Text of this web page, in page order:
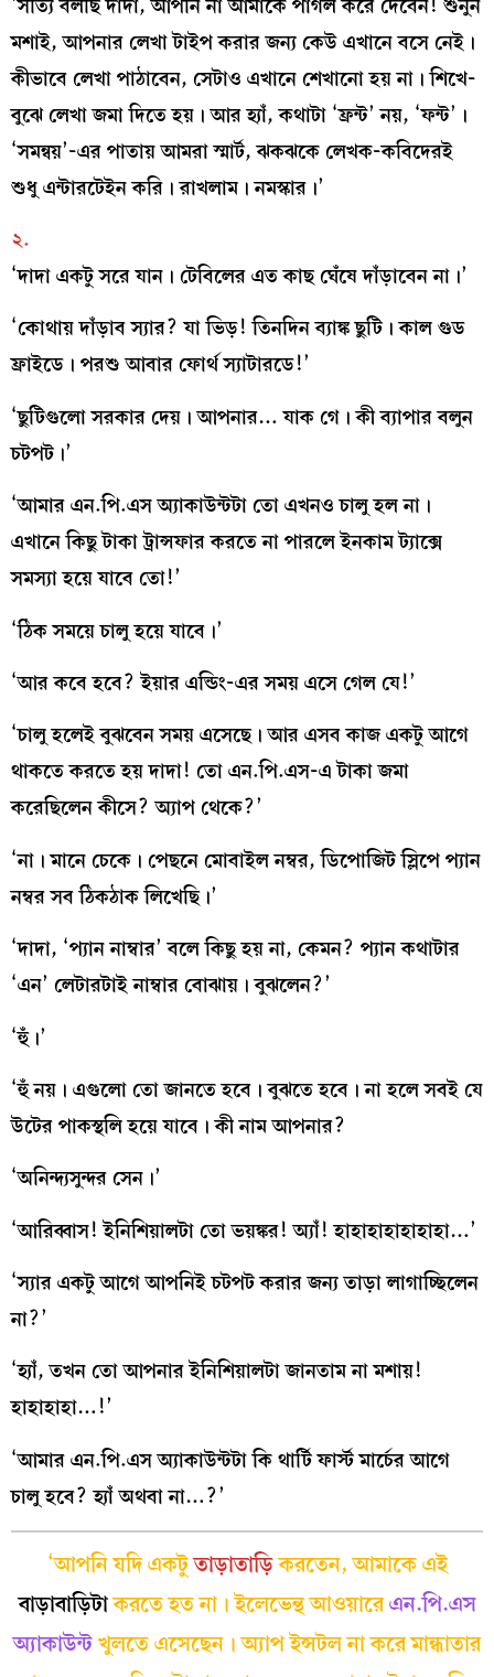
মশাই, আপনার লেখা টাইপ করার জন্য কেউ এখানে বসে নেই।
কীভাবে লেখা পাঠাবেন, সেটাও এখানে শেখানো হয় না। শিখে-
বুঝে লেখা জমা দিতে হয়। আর হ্যাঁ, কথাটা ‘ফ্রন্ট’ নয়, ‘ফন্ট’।
‘সমন্বয়’-এর পাতায় আমরা স্মার্ট, ঝকঝকে লেখক-কবিদেরই
শুধু এন্টারটেইন করি। রাখলাম। নমস্কার।’
২.
‘দাদা একটু সরে যান। টেবিলের এত কাছ ঘেঁষে দাঁড়াবেন না।’
‘কোথায় দাঁড়াব স্যার? যা ভিড়! তিনদিন ব্যাঙ্ক ছুটি। কাল গুড
ফ্রাইডে। পরশু আবার ফোর্থ স্যাটারডে!’
‘ছুটিগুলো সরকার দেয়। আপনার… যাক গে। কী ব্যাপার বলুন
চটপট।’
‘আমার এন.পি.এস অ্যাকাউন্টটা তো এখনও চালু হল না।
এখানে কিছু টাকা ট্রান্সফার করতে না পারলে ইনকাম ট্যাক্সে
সমস্যা হয়ে যাবে তো!’
‘ঠিক সময়ে চালু হয়ে যাবে।’
‘আর কবে হবে? ইয়ার এন্ডিং-এর সময় এসে গেল যে!’
‘চালু হলেই বুঝবেন সময় এসেছে। আর এসব কাজ একটু আগে
থাকতে করতে হয় দাদা! তো এন.পি.এস-এ টাকা জমা
করেছিলেন কীসে? অ্যাপ থেকে?’
‘না। মানে চেকে। পেছনে মোবাইল নম্বর, ডিপোজিট স্লিপে প্যান
নম্বর সব ঠিকঠাক লিখেছি।’
‘দাদা, ‘প্যান নাম্বার’ বলে কিছু হয় না, কেমন? প্যান কথাটার
‘এন’ লেটারটাই নাম্বার বোঝায়। বুঝলেন?’
‘হুঁ।’
‘হুঁ নয়। এগুলো তো জানতে হবে। বুঝতে হবে। না হলে সবই যে
উটের পাকস্থলি হয়ে যাবে। কী নাম আপনার?
‘অনিন্দ্যসুন্দর সেন।’
‘আরিব্বাস! ইনিশিয়ালটা তো ভয়ঙ্কর! অ্যাঁ! হাহাহাহাহাহাহা…’
‘স্যার একটু আগে আপনিই চটপট করার জন্য তাড়া লাগাচ্ছিলেন
না?’
‘হ্যাঁ, তখন তো আপনার ইনিশিয়ালটা জানতাম না মশায়!
হাহাহাহা…!’
‘আমার এন.পি.এস অ্যাকাউন্টটা কি থার্টি ফার্স্ট মার্চের আগে
চালু হবে? হ্যাঁ অথবা না…?’
‘আপনি যদি একটুতাড়াতাড়িকরতেন, আমাকে এই
বাড়াবাড়িটাকরতে হত না। ইলেভেন্থ আওয়ারেএন.পি.এস
অ্যাকাউন্টখুলতে এসেছেন। অ্যাপ ইন্সটল না করে মান্ধাতার